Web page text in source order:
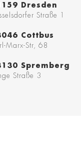
Dresden
Straße 1
Cottbus
Marx-Str, 68
Spremberg
Straße 3